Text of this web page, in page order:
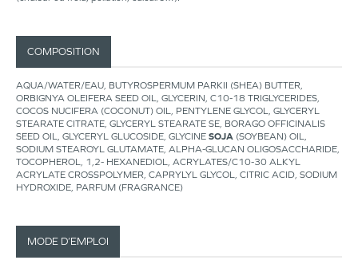
COMPOSITION
AQUA/WATER/EAU, BUTYROSPERMUM PARKII (SHEA) BUTTER,
ORBIGNYA OLEIFERA SEED OIL, GLYCERIN, C10-18 TRIGLYCERIDES,
COCOS NUCIFERA (COCONUT) OIL, PENTYLENE GLYCOL, GLYCERYL
STEARATE CITRATE, GLYCERYL STEARATE SE, BORAGO OFFICINALIS
SEED OIL, GLYCERYL GLUCOSIDE, GLYCINE SOJA (SOYBEAN) OIL,
SODIUM STEAROYL GLUTAMATE, ALPHA-GLUCAN OLIGOSACCHARIDE,
TOCOPHEROL, 1,2- HEXANEDIOL, ACRYLATES/C10-30 ALKYL
ACRYLATE CROSSPOLYMER, CAPRYLYL GLYCOL, CITRIC ACID, SODIUM
HYDROXIDE, PARFUM (FRAGRANCE)
MODE D’EMPLOI